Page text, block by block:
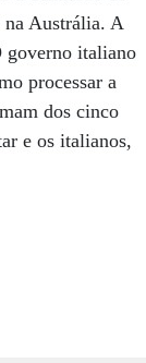
na Austrália. A
governo italiano
processar a
dos cinco
e os italianos,